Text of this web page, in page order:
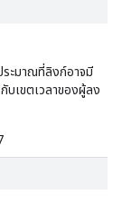
ะมาณที่ลิงก์อาจมี
บเขตเวลาของผู้ลง